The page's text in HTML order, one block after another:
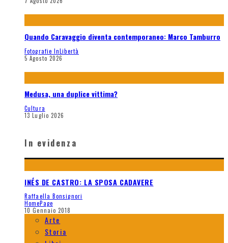
Quando Caravaggio diventa contemporaneo: Marco Tamburro
Fotografie InLibertà
5 Agosto 2026
Medusa, una duplice vittima?
Cultura
13 Luglio 2026
In evidenza
INÉS DE CASTRO: LA SPOSA CADAVERE
Raffaella Bonsignori
HomePage
10 Gennaio 2018
Arte
Storia